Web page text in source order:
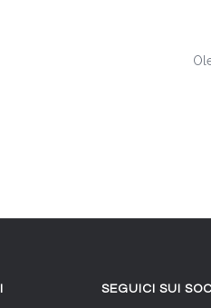
SEGUICI SUI